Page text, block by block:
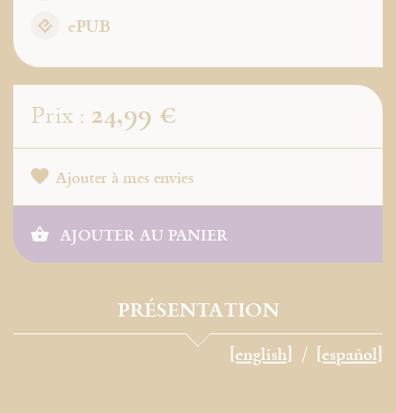
ePUB
Prix : 24,99 €
Ajouter à mes envies
AJOUTER AU PANIER
PRÉSENTATION
[english] [español]